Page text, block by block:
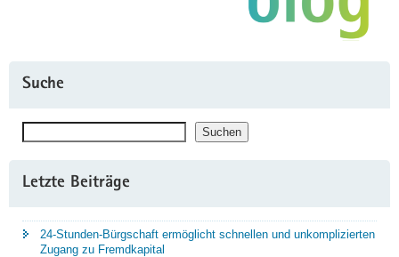
Suche
Suchen Suchen
Letzte Beiträge
24-Stunden-Bürgschaft ermöglicht schnellen und unkomplizierten
Zugang zu Fremdkapital